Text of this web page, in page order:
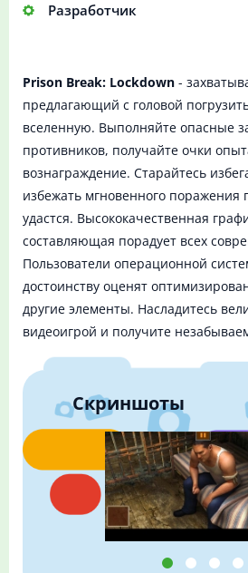
Разработчик
Prison Break: Lockdown -
предлагающий с головой
вселенную. Выполняйте опасные
противников, получайте очки
вознаграждение. Старайтесь
избежать мгновенного поражения
удастся. Высококачественная
составляющая порадует всех
Пользователи операционной
достоинству оценят
другие элементы. Насладитесь
видеоигрой и получите
Скриншоты